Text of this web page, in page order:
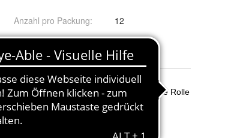
Anzahl pro Packung: 12